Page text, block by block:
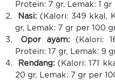
Protein: 7 gr, Lemak: 1
Nasi: (Kalori: 349 kkal,
gr, Lemak: 7 gr per 100
Opor ayam:(Kalori:
Protein: 17 gr, Lemak: 9
Rendang:(Kalori: 171
20 gr, Lemak: 7 gr per